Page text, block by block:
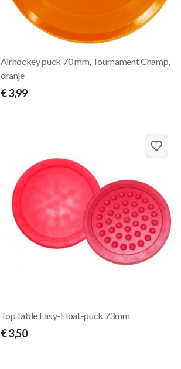
Airhockey puck 70 mm, Tournament Champ,
oranje
€ 3,99
TopTable Easy-Float-puck 73mm
€ 3,50